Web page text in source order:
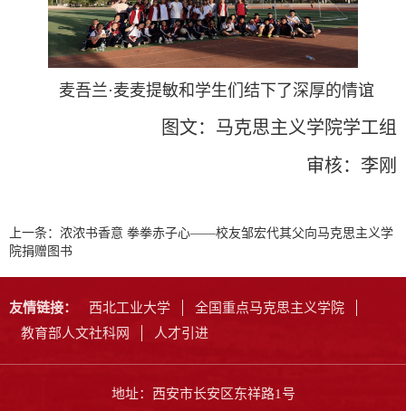
麦吾兰·麦麦提敏和学生们结下了深厚的情谊
图文：马克思主义学院学工组
审核：李刚
上一条： 浓浓书香意 拳拳赤子心——校友邹宏代其父向马克思主义学
院捐赠图书
友情链接： 西北工业大学
全国重点马克思主义学院
教育部人文社科网
人才引进
地址：西安市长安区东祥路1号